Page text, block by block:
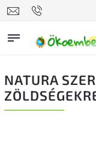
NATURA